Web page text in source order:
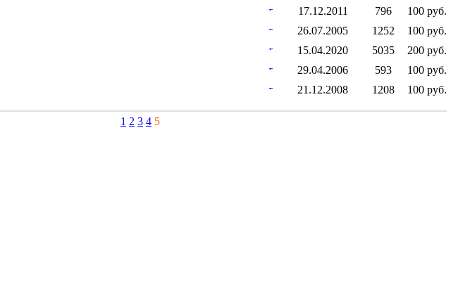
17.12.2011 796
100 руб.
26.07.2005 1252
100 руб.
15.04.2020 5035
200 руб.
29.04.2006 593
100 руб.
21.12.2008 1208 100 руб.
1 2 3 4 5